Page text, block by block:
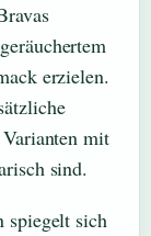
erzielen.
mit
sind.
spiegelt sich